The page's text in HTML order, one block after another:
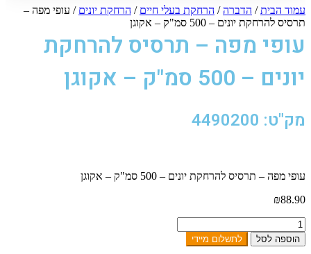
עמוד הבית/ הדברה/ הרחקת בעלי חיים / הרחקת יונים / עופי מפה –
תרסיס להרחקת יונים – 500 סמ"ק – אקוגן
עופי מפה – תרסיס להרחקת
יונים – 500 סמ"ק – אקוגן
מק"ט: 4490200
עופי מפה – תרסיס להרחקת יונים – 500 סמ"ק – אקוגן
₪88.90
כמות
של
עופי
הוספה לסל לתשלום מיידי